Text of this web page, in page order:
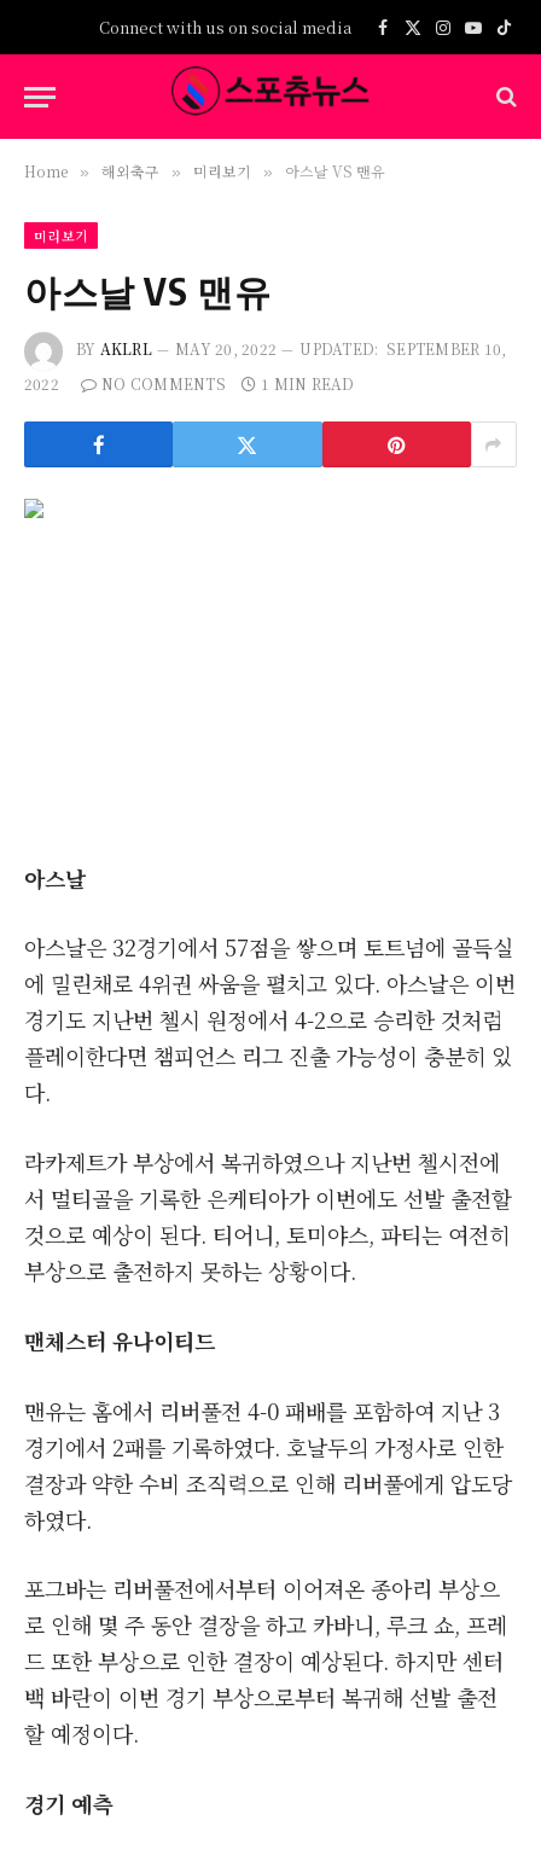
Connect with us on social media Facebook
X
Instagram
Home » 해외축구 » 미리보기 » 아스날 VS 맨유
미리보기
아스날 VS 맨유
BY AKLRL MAY 20, 2022 UPDATED: SEPTEMBER 10,
2022
NO COMMENTS 1 MIN READ
아스날
아스날은 32경기에서 57점을 쌓으며 토트넘에 골득실
에 밀린채로 4위권 싸움을 펼치고 있다. 아스날은 이번
경기도 지난번 첼시 원정에서 4-2으로 승리한 것처럼
플레이한다면 챔피언스 리그 진출 가능성이 충분히 있
다.
라카제트가 부상에서 복귀하였으나 지난번 첼시전에
서 멀티골을 기록한 은케티아가 이번에도 선발 출전할
것으로 예상이 된다. 티어니, 토미야스, 파티는 여전히
부상으로 출전하지 못하는 상황이다.
맨체스터 유나이티드
맨유는 홈에서 리버풀전 4-0 패배를 포함하여 지난 3
경기에서 2패를 기록하였다. 호날두의 가정사로 인한
결장과 약한 수비 조직력으로 인해 리버풀에게 압도당
하였다.
포그바는 리버풀전에서부터 이어져온 종아리 부상으
로 인해 몇 주 동안 결장을 하고 카바니, 루크 쇼, 프레
드 또한 부상으로 인한 결장이 예상된다. 하지만 센터
백 바란이 이번 경기 부상으로부터 복귀해 선발 출전
할 예정이다.
경기 예측